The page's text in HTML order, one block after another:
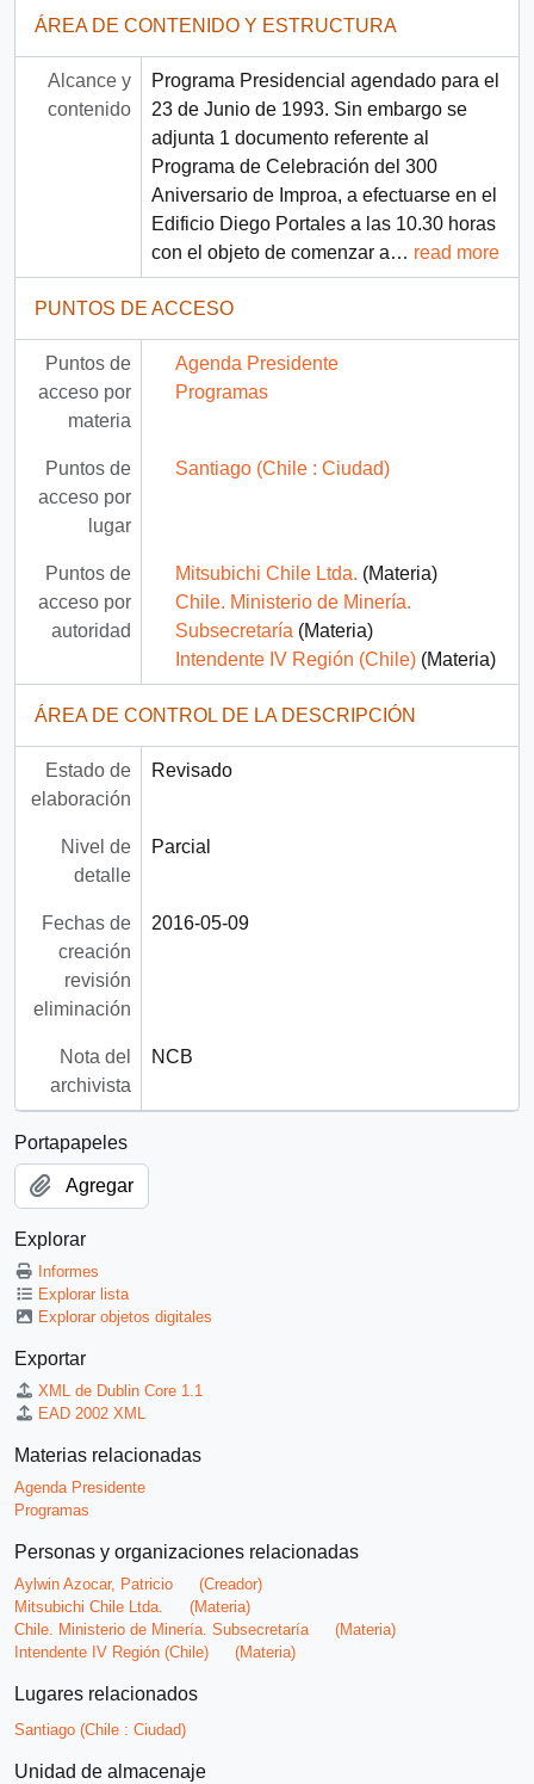
ÁREA DE CONTENIDO Y ESTRUCTURA
Alcance y
contenido
Programa Presidencial agendado para el
23 de Junio de 1993. Sin embargo se
adjunta 1 documento referente al
Programa de Celebración del 300
Aniversario de Improa, a efectuarse en el
Edificio Diego Portales a las 10.30 horas
con el objeto de comenzar a… read more
PUNTOS DE ACCESO
Puntos de
acceso por
materia
Agenda Presidente
Programas
Puntos de
acceso por
lugar
Santiago (Chile : Ciudad)
Puntos de
acceso por
autoridad
Mitsubichi Chile Ltda. (Materia)
Chile. Ministerio de Minería.
Subsecretaría (Materia)
Intendente IV Región (Chile)(Materia)
ÁREA DE CONTROL DE LA DESCRIPCIÓN
Estado de
elaboración
Revisado
Nivel de
detalle
Parcial
Fechas de
creación
revisión
eliminación
2016-05-09
Nota del
archivista
NCB
Portapapeles
Agregar
Explorar
Informes
Explorar lista
Explorar objetos digitales
Exportar
XML de Dublin Core 1.1
EAD 2002 XML
Materias relacionadas
Agenda Presidente
Programas
Personas y organizaciones relacionadas
Aylwin Azocar, Patricio
(Creador)
Mitsubichi Chile Ltda.
(Materia)
Chile. Ministerio de Minería. Subsecretaría
(Materia)
Intendente IV Región (Chile)
(Materia)
Lugares relacionados
Santiago (Chile : Ciudad)
Unidad de almacenaje